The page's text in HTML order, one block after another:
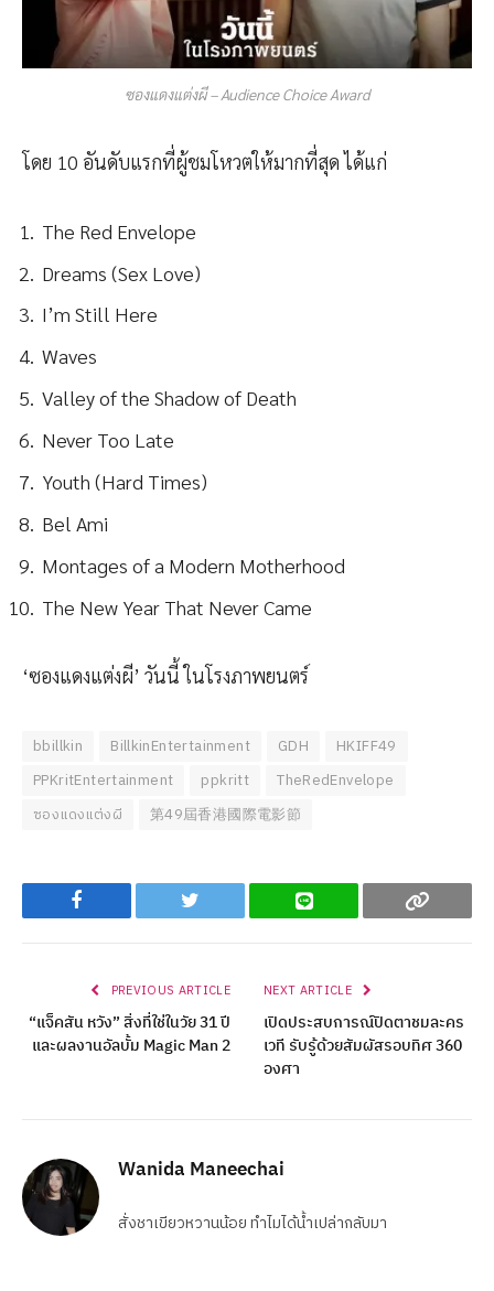
ซองแดงแต่งผี – Audience Choice Award
โดย 10 อันดับแรกที่ผู้ชมโหวตให้มากที่สุด ได้แก่
The Red Envelope
Dreams (Sex Love)
I’m Still Here
Waves
Valley of the Shadow of Death
Never Too Late
Youth (Hard Times)
Bel Ami
Montages of a Modern Motherhood
The New Year That Never Came
‘ซองแดงแต่งผี’ วันนี้ ในโรงภาพยนตร์
bbillkin BillkinEntertainment GDH
HKIFF49
PPKritEntertainment
ppkritt
TheRedEnvelope
ซองแดงแต่งผี
第49屆香港國際電影節
Facebook Twitter Line Copy
PREVIOUS ARTICLE
“แจ็คสัน หวัง” สิ่งที่ใช่ในวัย 31 ปี
และผลงานอัลบั้ม Magic Man 2
NEXT ARTICLE
เปิดประสบการณ์ปิดตาชมละคร
เวที รับรู้ด้วยสัมผัสรอบทิศ 360
องศา
Wanida Maneechai
สั่งชาเขียวหวานน้อย ทำไมได้น้ำเปล่ากลับมา